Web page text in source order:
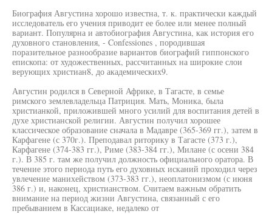
Биография Августина хорошо известна, т. к. практически каждый
исследователь его учения приводит ее более или менее полный
вариант. Популярна и автобиография Августина, как история его
духовного становления, - Confessiones , породившая
поразительное разнообразие вариантов биографий гиппонского
епископа: от художественных, рассчитанных на широкие слои
верующих христиан8, до академических9.
Августин родился в Северной Африке, в Тагасте, в семье
римского землевладельца Патриция. Мать, Моника, была
христианкой, приложившей много усилий для воспитания детей в
духе христианской религии. Августин получил хорошее
классическое образование сначала в Мадавре (365-369 гг.), затем в
Карфагене (с 370г.). Преподавал риторику в Тагасте (373 г.),
Карфагене (374-383 гг.), Риме (383-384 гг.), Милане (с осени 384
г.). В 385 г. там же получил должность официального оратора. В
течение этого периода путь его духовных исканий проходил через
увлечение манихейством (373-383 гг.), неоплатонизмом (с июня
386 г.) и, наконец, христианством. Считаем важным обратить
внимание на период жизни Августина, связанный с его
пребыванием в Кассациаке, недалеко от